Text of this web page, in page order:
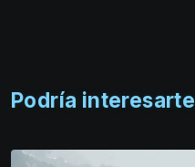
Podría interesarte